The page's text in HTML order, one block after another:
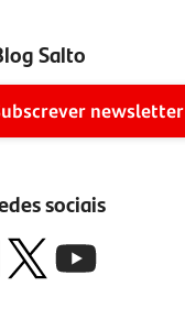
Salto
newsletter
sociais